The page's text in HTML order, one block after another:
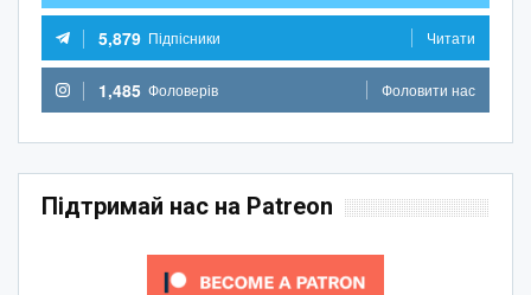
5,879 Підпісники Читати
1,485 Фоловерів Фоловити нас
Підтримай нас на Patreon